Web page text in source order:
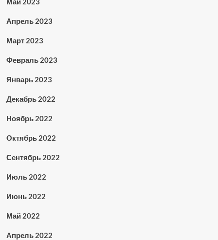
Апрель 2023
Март 2023
Февраль 2023
Январь 2023
Декабрь 2022
Ноябрь 2022
Октябрь 2022
Сентябрь 2022
Июль 2022
Июнь 2022
Май 2022
Апрель 2022